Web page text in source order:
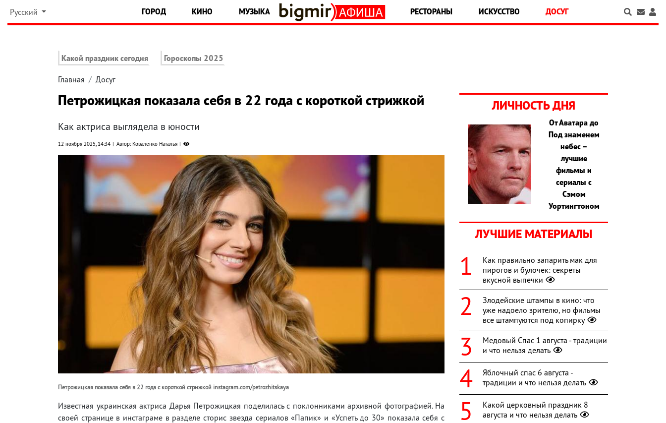
Русский ГОРОД КИНО МУЗЫКА РЕСТОРАНЫ ИСКУССТВО ДОСУГ
Какой праздник сегодня Гороскопы 2025
Главная Досуг
Петрожицкая показала себя в 22 года с короткой стрижкой
Как актриса выглядела в юности
12 ноября 2025, 14:34 Автор: Коваленко Наталья
Петрожицкая показала себя в 22 года с короткой стрижкой instagram.com/petrozhitskaya
Известная украинская актриса Дарья Петрожицкая поделилась с поклонниками архивной фотографией. На
своей странице в инстаграме в разделе сторис звезда сериалов «Папик» и «Успеть до 30» показала себя с
ЛИЧНОСТЬ ДНЯ
От Аватара до
Под знаменем
небес –
лучшие
фильмы и
сериалы с
Сэмом
Уортингтоном
ЛУЧШИЕ МАТЕРИАЛЫ
Как правильно запарить мак для
пирогов и булочек: секреты
вкусной выпечки
Злодейские штампы в кино: что
уже надоело зрителю, но фильмы
все штампуются под копирку
Медовый Спас 1 августа - традиции
и что нельзя делать
Яблочный спас 6 августа -
традиции и что нельзя делать
Какой церковный праздник 8
августа и что нельзя делать